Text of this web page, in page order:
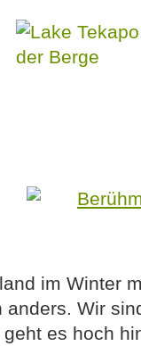
im Winter
anders. Wir
es hoch